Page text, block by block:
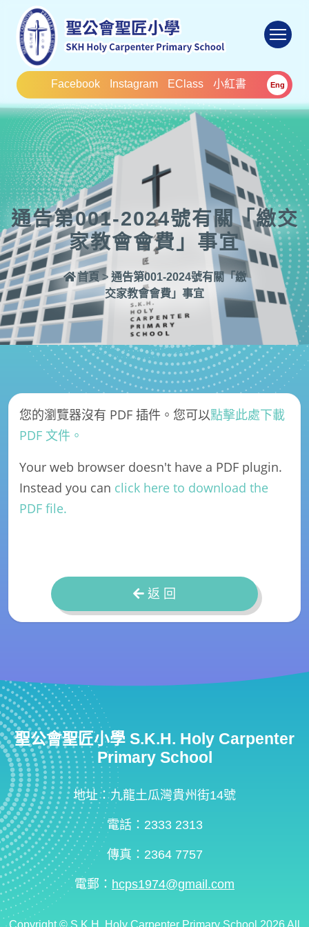
Facebook Instagram EClass 小紅書 Eng
通告第001-2024號有關「繳交
家教會會費」事宜
首頁 > 通告第001-2024號有關「繳
交家教會會費」事宜
您的瀏覽器沒有 PDF 插件。您可以點擊此處下載
PDF 文件。
Your web browser doesn't have a PDF plugin.
Instead you can click here to download the
PDF file.
返 回
聖公會聖匠小學 S.K.H. Holy Carpenter
Primary School
地址：九龍土瓜灣貴州街14號
電話：2333 2313
傳真：2364 7757
電郵： hcps1974@gmail.com
Copyright © S.K.H. Holy Carpenter Primary School 2026 All